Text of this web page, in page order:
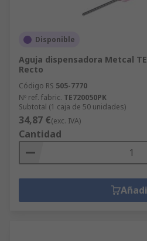
Disponible
Aguja dispensadora Metcal
Recto
Código RS 505-7770
Nº ref. fabric. TE720050PK
Subtotal (1 caja de 50 unidades)
34,87 €(exc. IVA)
Cantidad